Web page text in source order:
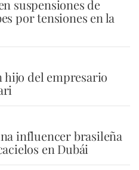
suspensiones de
por tensiones en la
hijo del empresario
influencer brasileña
en Dubái